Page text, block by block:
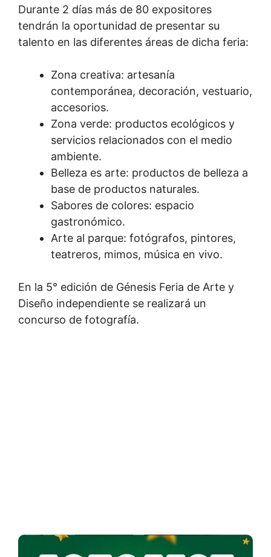
Durante 2 días más de 80 expositores
tendrán la oportunidad de presentar su
talento en las diferentes áreas de dicha feria:
Zona creativa: artesanía
contemporánea, decoración, vestuario,
accesorios.
Zona verde: productos ecológicos y
servicios relacionados con el medio
ambiente.
Belleza es arte: productos de belleza a
base de productos naturales.
Sabores de colores: espacio
gastronómico.
Arte al parque: fotógrafos, pintores,
teatreros, mimos, música en vivo.
En la 5° edición de Génesis Feria de Arte y
Diseño independiente se realizará un
concurso de fotografía.